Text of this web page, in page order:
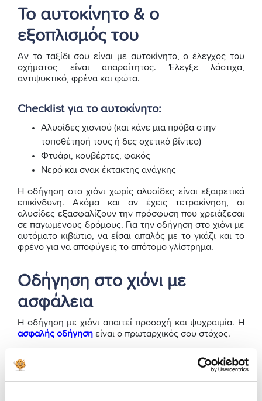
Το αυτοκίνητο & ο
εξοπλισμός του
Αν το ταξίδι σου είναι με αυτοκίνητο, ο έλεγχος του
οχήματος είναι απαραίτητος. Έλεγξε λάστιχα,
αντιψυκτικό, φρένα και φώτα.
Checklist για το αυτοκίνητο:
Αλυσίδες χιονιού (και κάνε μια πρόβα στην
τοποθέτησή τους ή δες σχετικό βίντεο)
Φτυάρι, κουβέρτες, φακός
Νερό και σνακ έκτακτης ανάγκης
Η οδήγηση στο χιόνι χωρίς αλυσίδες είναι εξαιρετικά
επικίνδυνη. Ακόμα και αν έχεις τετρακίνηση, οι
αλυσίδες εξασφαλίζουν την πρόσφυση που χρειάζεσαι
σε παγωμένους δρόμους. Για την οδήγηση στο χιόνι με
αυτόματο κιβώτιο, να είσαι απαλός με το γκάζι και το
φρένο για να αποφύγεις το απότομο γλίστρημα.
Οδήγηση στο χιόνι με
ασφάλεια
Η οδήγηση με χιόνι απαιτεί προσοχή και ψυχραιμία. Η
ασφαλής οδήγηση είναι ο πρωταρχικός σου στόχος.
: Οι αποστάσεις φρεναρίσματος
Απόφυγε απότομες κινήσεις: Ομαλές κινήσεις